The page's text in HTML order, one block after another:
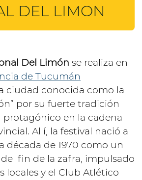
DEL LIMON
Del Limón se realiza en
de Tucumán
ciudad conocida como la
por su fuerte tradición
protagónico en la cadena
Allí, la festival nació a
década de 1970 como un
fin de la zafra, impulsado
locales y el Club Atlético